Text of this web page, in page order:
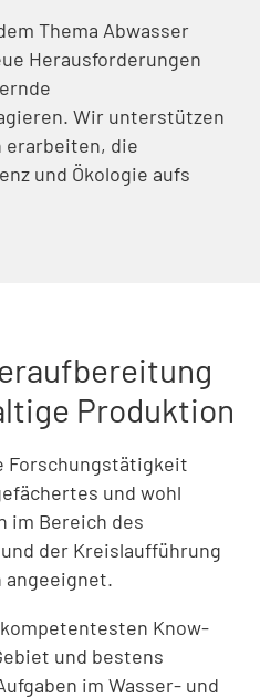
Thema Abwasser
Herausforderungen
Wir unterstützen
erarbeiten, die
und Ökologie aufs
Produktion
Forschungstätigkeit
und wohl
im Bereich des
der Kreislaufführung
angeeignet.
Know-
und bestens
im Wasser- und